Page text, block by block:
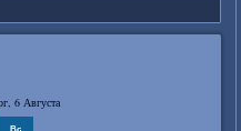
6 Августа